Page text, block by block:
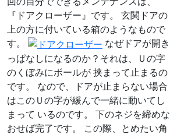
『ドアクローザー』です。 玄関ドアの
上の方に付いている箱のようなもので
す。
なぜドアが開き
っぱなしになるのか？それは、Ｕの字
のくぼみにボールが 挟まって止まるの
です。 なので、ドアが止まらない場合
はこのＵの字が緩んで一緒に動いてし
まって いるのです。 下のネジを締めな
おせば完了です。 この際、とめたい角